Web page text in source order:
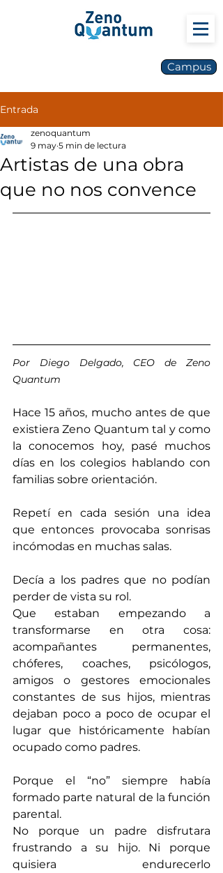
Campus
Entrada
Artistas de una obra
que no nos convence
zenoquantum
9 may 5 min de lectura
Por Diego Delgado, CEO de Zeno
Quantum
Hace 15 años, mucho antes de que
existiera Zeno Quantum tal y como
la conocemos hoy, pasé muchos
días en los colegios hablando con
familias sobre orientación.
Repetí en cada sesión una idea
que entonces provocaba sonrisas
incómodas en muchas salas.
Decía a los padres que no podían
perder de vista su rol.
Que estaban empezando a
transformarse en otra cosa:
acompañantes permanentes,
chóferes, coaches, psicólogos,
amigos o gestores emocionales
constantes de sus hijos, mientras
dejaban poco a poco de ocupar el
lugar que históricamente habían
ocupado como padres.
Porque el “no” siempre había
formado parte natural de la función
parental.
No porque un padre disfrutara
frustrando a su hijo. Ni porque
quisiera endurecerlo